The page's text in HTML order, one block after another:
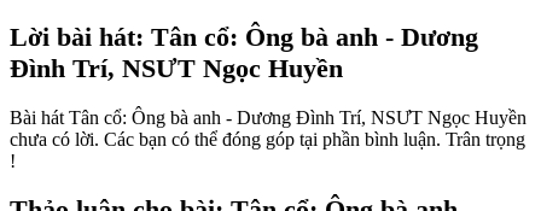
Lời bài hát: Tân cổ: Ông bà anh - Dương
Đình Trí, NSƯT Ngọc Huyền
Bài hát Tân cổ: Ông bà anh - Dương Đình Trí, NSƯT Ngọc Huyền
chưa có lời. Các bạn có thể đóng góp tại phần bình luận. Trân trọng
!